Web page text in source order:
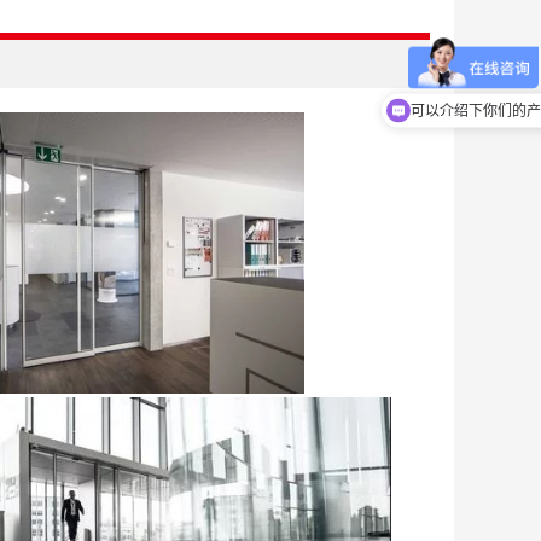
可以介绍下你们的
你们是怎么收费的呢